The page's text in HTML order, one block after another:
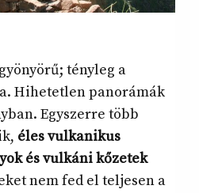
tényleg a
Hihetetlen panorámák
Egyszerre több
éles vulkanikus
és vulkáni kőzetek
nem fed el teljesen a